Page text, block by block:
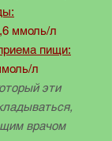
ммоль/л
пищи:
л
эти
врачом